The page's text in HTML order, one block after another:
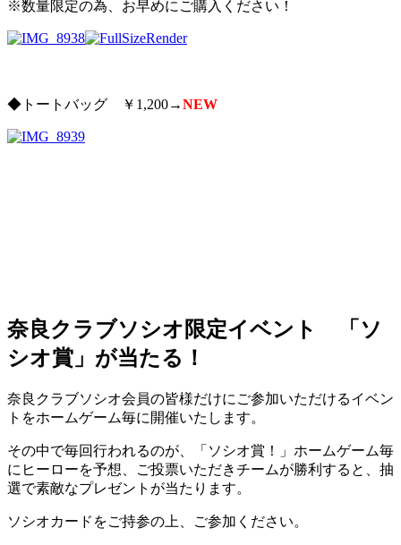
※数量限定の為、お早めにご購入ください！
◆トートバッグ ￥1,200→NEW
奈良クラブソシオ限定イベント 「ソ
シオ賞」が当たる！
奈良クラブソシオ会員の皆様だけにご参加いただけるイベン
トをホームゲーム毎に開催いたします。
その中で毎回行われるのが、「ソシオ賞！」ホームゲーム毎
にヒーローを予想、ご投票いただきチームが勝利すると、抽
選で素敵なプレゼントが当たります。
ソシオカードをご持参の上、ご参加ください。